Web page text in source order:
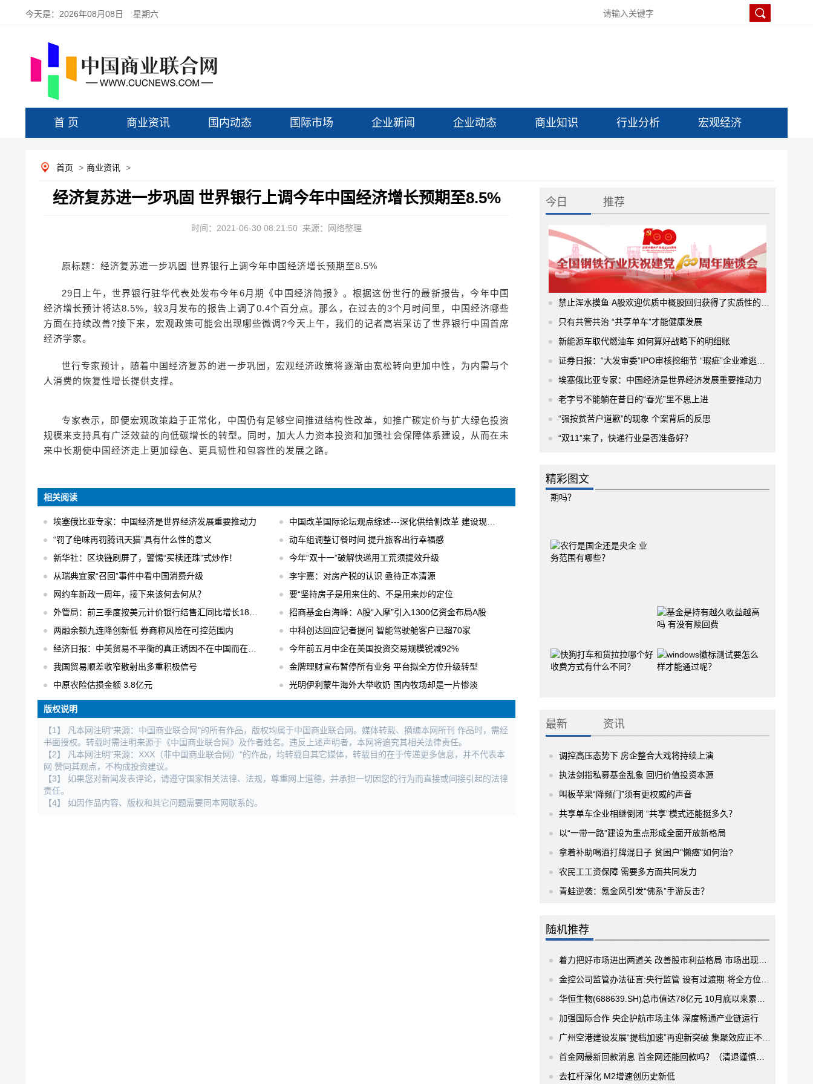
今天是： 2026年08月08日 星期六
首 页 商业资讯 国内动态 国际市场 企业新闻 企业动态 商业知识 行业分析 宏观经济
首页 > 商业资讯 >
经济复苏进一步巩固 世界银行上调今年中国经济增长预期至8.5%
时间：2021-06-30 08:21:50 来源：网络整理
原标题：经济复苏进一步巩固 世界银行上调今年中国经济增长预期至8.5%
29日上午，世界银行驻华代表处发布今年6月期《中国经济简报》。根据这份世行的最新报告，今年中国
经济增长预计将达8.5%，较3月发布的报告上调了0.4个百分点。那么，在过去的3个月时间里，中国经济哪些
方面在持续改善?接下来，宏观政策可能会出现哪些微调?今天上午，我们的记者高岩采访了世界银行中国首席
经济学家。
世行专家预计，随着中国经济复苏的进一步巩固，宏观经济政策将逐渐由宽松转向更加中性，为内需与个
人消费的恢复性增长提供支撑。
专家表示，即便宏观政策趋于正常化，中国仍有足够空间推进结构性改革，如推广碳定价与扩大绿色投资
规模来支持具有广泛效益的向低碳增长的转型。同时，加大人力资本投资和加强社会保障体系建设，从而在未
来中长期使中国经济走上更加绿色、更具韧性和包容性的发展之路。
相关阅读
埃塞俄比亚专家：中国经济是世界经济发展重要推动力
中国改革国际论坛观点综述---深化供给侧改革 建设现代化经济体系
“罚了绝味再罚腾讯天猫”具有什么性的意义
动车组调整订餐时间 提升旅客出行幸福感
新华社：区块链刷屏了，警惕“买椟还珠”式炒作！
今年“双十一”破解快递用工荒须提效升级
从瑞典宜家“召回”事件中看中国消费升级
李宇嘉：对房产税的认识 亟待正本清源
网约车新政一周年，接下来该何去何从？
要“坚持房子是用来住的、不是用来炒的定位
外管局：前三季度按美元计价银行结售汇同比增长18% 结售汇逆差下降75%
招商基金白海峰：A股“入摩”引入1300亿资金布局A股
两融余额九连降创新低 券商称风险在可控范围内
中科创达回应记者提问 智能驾驶舱客户已超70家
经济日报：中美贸易不平衡的真正诱因不在中国而在美国
今年前五月中企在美国投资交易规模锐减92%
我国贸易顺差收窄散射出多重积极信号
金牌理财宣布暂停所有业务 平台拟全方位升级转型
中原农险估损金额 3.8亿元
光明伊利蒙牛海外大举收奶 国内牧场却是一片惨淡
版权说明
【1】 凡本网注明"来源：中国商业联合网"的所有作品，版权均属于中国商业联合网。媒体转载、摘编本网所刊 作品时，需经
书面授权。转载时需注明来源于《中国商业联合网》及作者姓名。违反上述声明者，本网将追究其相关法律责任。
【2】 凡本网注明"来源：XXX（非中国商业联合网）"的作品，均转载自其它媒体，转载目的在于传递更多信息，并不代表本
网 赞同其观点，不构成投资建议。
【3】 如果您对新闻发表评论，请遵守国家相关法律、法规，尊重网上道德，并承担一切因您的行为而直接或间接引起的法律
责任。
【4】 如因作品内容、版权和其它问题需要同本网联系的。
今日 推荐
禁止浑水摸鱼 A股欢迎优质中概股回归获得了实质性的进展
只有共管共治 “共享单车”才能健康发展
新能源车取代燃油车 如何算好战略下的明细账
证券日报：“大发审委”IPO审核挖细节 “瑕疵”企业难逃法眼
埃塞俄比亚专家：中国经济是世界经济发展重要推动力
老字号不能躺在昔日的“春光”里不思上进
“强按贫苦户道歉”的现象 个案背后的反思
“双11”来了，快递行业是否准备好？
精彩图文
最新 资讯
调控高压态势下 房企整合大戏将持续上演
执法剑指私募基金乱象 回归价值投资本源
叫板苹果“降频门”须有更权威的声音
共享单车企业相继倒闭 “共享”模式还能挺多久？
以“一带一路”建设为重点形成全面开放新格局
拿着补助喝酒打牌混日子 贫困户"懒癌"如何治?
农民工工资保障 需要多方面共同发力
青蛙逆袭：氪金风引发“佛系”手游反击？
随机推荐
着力把好市场进出两道关 改善股市利益格局 市场出现四大积极变化
金控公司监管办法征言:央行监管 设有过渡期 将全方位穿透式监管
华恒生物(688639.SH)总市值达78亿元 10月底以来累计涨幅达30%
加强国际合作 央企护航市场主体 深度畅通产业链运行
广州空港建设发展“提档加速”再迎新突破 集聚效应正不断增强
首金网最新回款消息 首金网还能回款吗？（清退谨慎被骗）
去杠杆深化 M2增速创历史新低